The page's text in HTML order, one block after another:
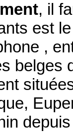
, il
est
,
belges